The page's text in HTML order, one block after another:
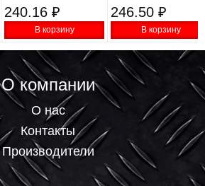
240.16 ₽
В корзину
246.50 ₽
В корзину
О компании
О нас
Контакты
Производители